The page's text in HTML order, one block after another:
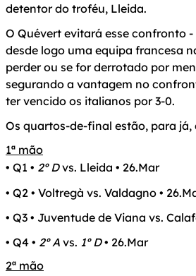
detentor do troféu, Lleida.
O Quévert evitará esse confronto
desde logo uma equipa francesa
perder ou se for derrotado por
segurando a vantagem no
ter vencido os italianos por 3-0.
Os quartos-de-final estão, para já,
1ª mão
• Q1 • 2º Dvs. Lleida • 26.Mar
• Q2 • Voltregà vs. Valdagno •
• Q3 • Juventude de Viana vs.
• Q4 • 2º A vs. 1º D• 26.Mar
2ª mão